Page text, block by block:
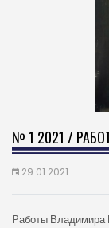
№ 1 2021 /
29.01.2021
Работы